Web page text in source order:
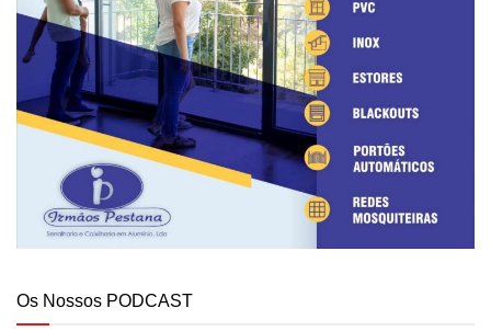
Os Nossos PODCAST